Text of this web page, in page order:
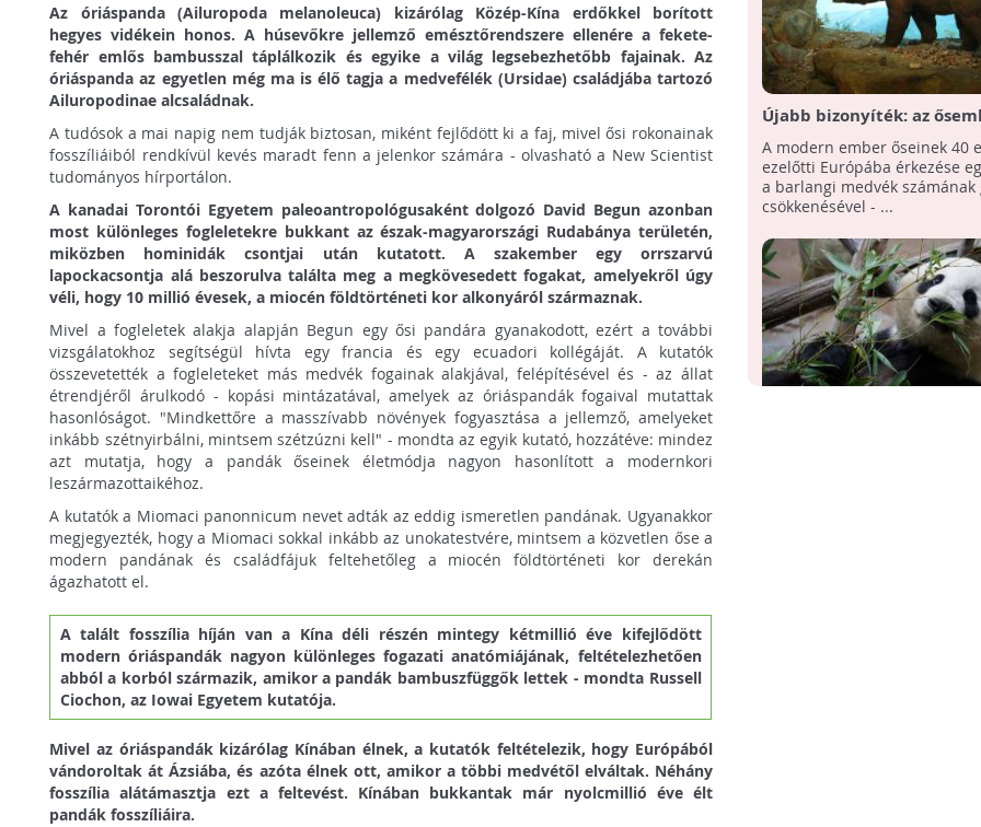
Az óriáspanda (Ailuropoda melanoleuca) kizárólag Közép-Kína erdőkkel borított
hegyes vidékein honos. A húsevőkre jellemző emésztőrendszere ellenére a fekete-
fehér emlős bambusszal táplálkozik és egyike a világ legsebezhetőbb fajainak. Az
óriáspanda az egyetlen még ma is élő tagja a medvefélék (Ursidae) családjába tartozó
Ailuropodinae alcsaládnak.
A tudósok a mai napig nem tudják biztosan, miként fejlődött ki a faj, mivel ősi rokonainak
fosszíliáiból rendkívül kevés maradt fenn a jelenkor számára - olvasható a New Scientist
tudományos hírportálon.
A kanadai Torontói Egyetem paleoantropológusaként dolgozó David Begun azonban
most különleges fogleletekre bukkant az észak-magyarországi Rudabánya területén,
miközben hominidák csontjai után kutatott. A szakember egy orrszarvú
lapockacsontja alá beszorulva találta meg a megkövesedett fogakat, amelyekről úgy
véli, hogy 10 millió évesek, a miocén földtörténeti kor alkonyáról származnak.
Mivel a fogleletek alakja alapján Begun egy ősi pandára gyanakodott, ezért a további
vizsgálatokhoz segítségül hívta egy francia és egy ecuadori kollégáját. A kutatók
összevetették a fogleleteket más medvék fogainak alakjával, felépítésével és - az állat
étrendjéről árulkodó - kopási mintázatával, amelyek az óriáspandák fogaival mutattak
hasonlóságot. "Mindkettőre a masszívabb növények fogyasztása a jellemző, amelyeket
inkább szétnyirbálni, mintsem szétzúzni kell" - mondta az egyik kutató, hozzátéve: mindez
azt mutatja, hogy a pandák őseinek életmódja nagyon hasonlított a modernkori
leszármazottaikéhoz.
A kutatók a Miomaci panonnicum nevet adták az eddig ismeretlen pandának. Ugyanakkor
megjegyezték, hogy a Miomaci sokkal inkább az unokatestvére, mintsem a közvetlen őse a
modern pandának és családfájuk feltehetőleg a miocén földtörténeti kor derekán
ágazhatott el.
A talált fosszília híján van a Kína déli részén mintegy kétmillió éve kifejlődött
modern óriáspandák nagyon különleges fogazati anatómiájának, feltételezhetően
abból a korból származik, amikor a pandák bambuszfüggők lettek - mondta Russell
Ciochon, az Iowai Egyetem kutatója.
Mivel az óriáspandák kizárólag Kínában élnek, a kutatók feltételezik, hogy Európából
vándoroltak át Ázsiába, és azóta élnek ott, amikor a többi medvétől elváltak. Néhány
fosszília alátámasztja ezt a feltevést. Kínában bukkantak már nyolcmillió éve élt
pandák fosszíliáira.
Újabb bizonyíték: az
hozzájárult a barlangi
kihalásához
A modern ember őseinek 40
ezelőtti Európába érkezése
a barlangi medvék számának
csökkenésével - ...